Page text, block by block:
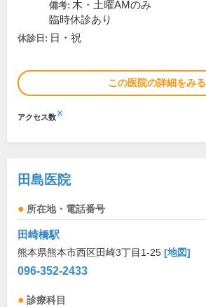
備考: 木・土曜AMのみ
臨時休診あり
休診日: 日・祝
この医院の詳細をみる
アクセス数※
田島医院
所在地・電話番号
田崎橋駅
熊本県熊本市西区田崎3丁目1-25 [地図]
096-352-2433
診療科目